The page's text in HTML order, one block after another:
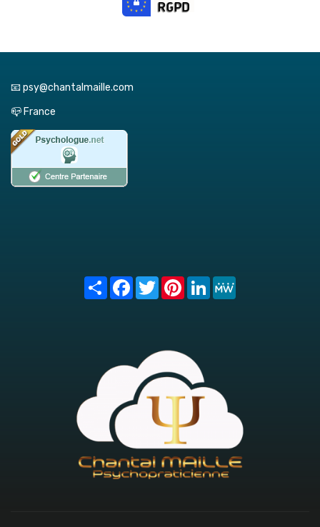
📧 psy@chantalmaille.com
📪 France
Share FacebookTwitterPinterest
LinkedIn